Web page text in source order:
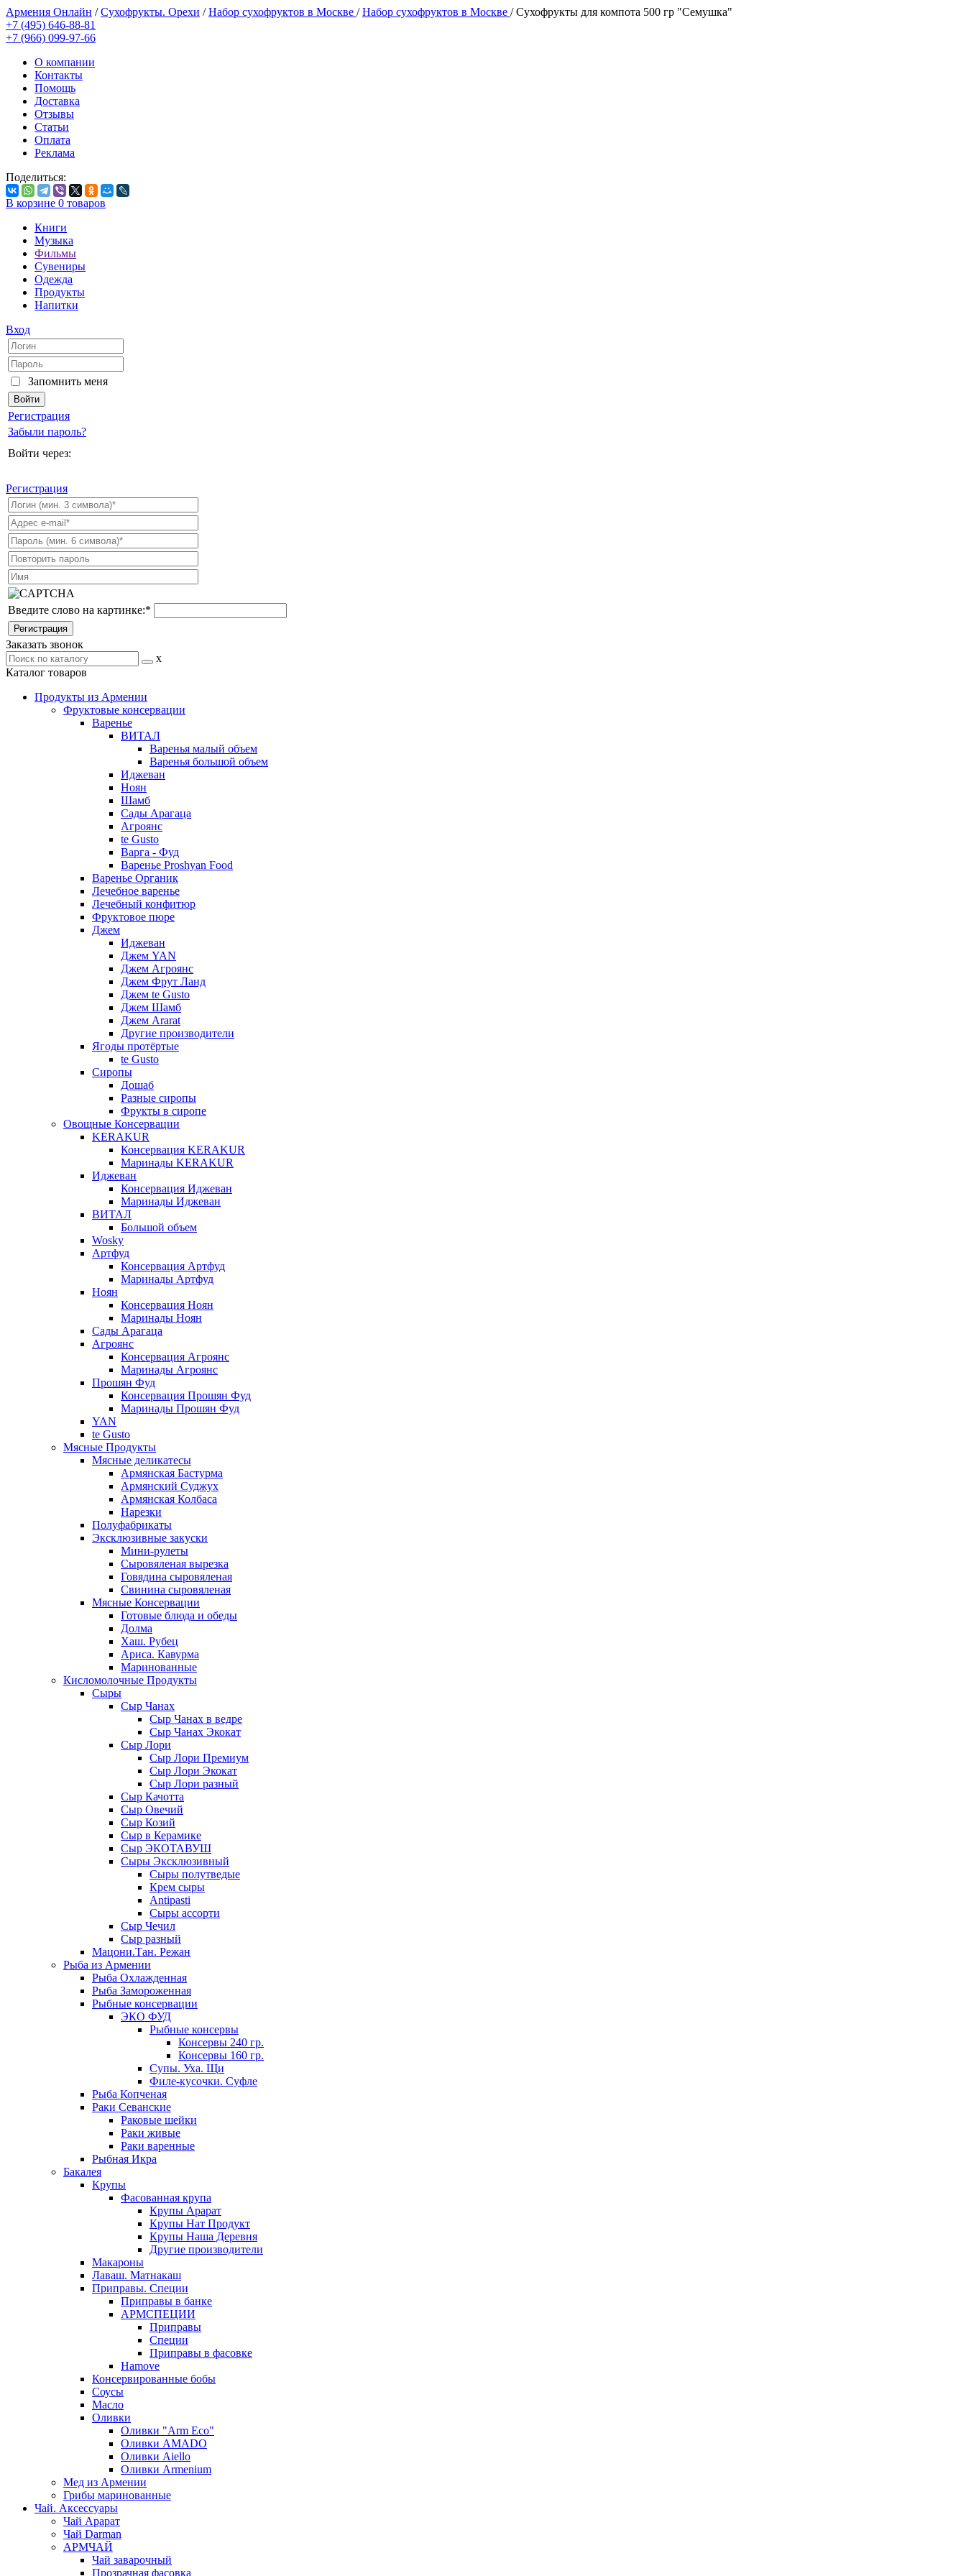
Армения Онлайн /Сухофрукты. Орехи /Набор сухофруктов в Москве /Набор сухофруктов в Москве /Сухофрукты для компота 500 гр "Семушка"
+7 (495) 646-88-81
+7 (966) 099-97-66
О компании
Контакты
Помощь
Доставка
Отзывы
Статьи
Оплата
Реклама
Поделиться:
В корзине 0 товаров
Книги
Музыка
Фильмы
Сувениры
Одежда
Продукты
Напитки
Вход
Запомнить меня
Регистрация
Забыли пароль?
Войти через:
Регистрация
Введите слово на картинке:*
Заказать звонок
x
Каталог товаров
Продукты из Армении
Фруктовые консервации
Варенье
ВИТАЛ
Варенья малый объем
Варенья большой объем
Иджеван
Ноян
Шамб
Сады Арагаца
Агроянс
te Gusto
Варга - Фуд
Варенье Proshyan Food
Варенье Органик
Лечебное варенье
Лечебный конфитюр
Фруктовое пюре
Джем
Иджеван
Джем YAN
Джем Агроянс
Джем Фрут Ланд
Джем te Gusto
Джем Шамб
Джем Ararat
Другие производители
Ягоды протёртые
te Gusto
Сиропы
Дошаб
Разные сиропы
Фрукты в сиропе
Овощные Консервации
KERAKUR
Консервация KERAKUR
Маринады KERAKUR
Иджеван
Консервация Иджеван
Маринады Иджеван
ВИТАЛ
Большой объем
Wosky
Артфуд
Консервация Артфуд
Маринады Артфуд
Ноян
Консервация Ноян
Маринады Ноян
Сады Арагаца
Агроянс
Консервация Агроянс
Маринады Агроянс
Прошян Фуд
Консервация Прошян Фуд
Маринады Прошян Фуд
YAN
te Gusto
Мясные Продукты
Мясные деликатесы
Армянская Бастурма
Армянский Суджух
Армянская Колбаса
Нарезки
Полуфабрикаты
Эксклюзивные закуски
Мини-рулеты
Сыровяленая вырезка
Говядина сыровяленая
Свинина сыровяленая
Мясные Консервации
Готовые блюда и обеды
Долма
Хаш. Рубец
Ариса. Кавурма
Маринованные
Кисломолочные Продукты
Сыры
Сыр Чанах
Сыр Чанах в ведре
Сыр Чанах Экокат
Сыр Лори
Сыр Лори Премиум
Сыр Лори Экокат
Сыр Лори разный
Сыр Качотта
Сыр Овечий
Сыр Козий
Сыр в Керамике
Сыр ЭКОТАВУШ
Сыры Эксклюзивный
Сыры полутведые
Крем сыры
Antipasti
Сыры ассорти
Сыр Чечил
Сыр разный
Мацони.Тан. Режан
Рыба из Армении
Рыба Охлажденная
Рыба Замороженная
Рыбные консервации
ЭКО ФУД
Рыбные консервы
Консервы 240 гр.
Консервы 160 гр.
Супы. Уха. Щи
Филе-кусочки. Суфле
Рыба Копченая
Раки Севанские
Раковые шейки
Раки живые
Раки варенные
Рыбная Икра
Бакалея
Крупы
Фасованная крупа
Крупы Арарат
Крупы Нат Продукт
Крупы Наша Деревня
Другие производители
Макароны
Лаваш. Матнакаш
Приправы. Специи
Приправы в банке
АРМСПЕЦИИ
Приправы
Специи
Приправы в фасовке
Hamove
Консервированные бобы
Соусы
Масло
Оливки
Оливки "Arm Eco"
Оливки AMADO
Оливки Aiello
Оливки Armenium
Мед из Армении
Грибы маринованные
Чай. Аксессуары
Чай Арарат
Чай Darman
АРМЧАЙ
Чай заварочный
Прозрачная фасовка